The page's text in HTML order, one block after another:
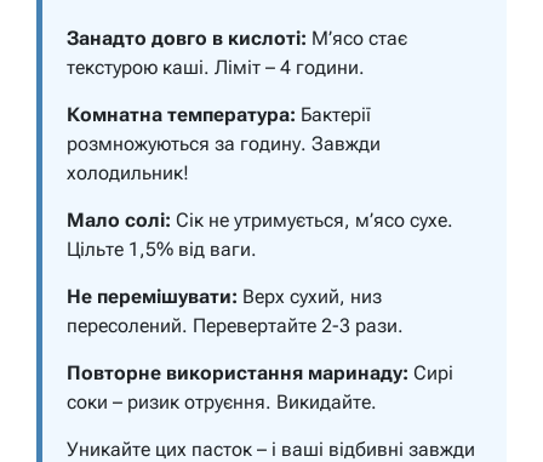
Занадто довго в кислоті: М’ясо стає
текстурою каші. Ліміт – 4 години.
Комнатна температура: Бактерії
розмножуються за годину. Завжди
холодильник!
Мало солі: Сік не утримується, м’ясо сухе.
Цільте 1,5% від ваги.
Не перемішувати: Верх сухий, низ
пересолений. Перевертайте 2-3 рази.
Повторне використання маринаду: Сирі
соки – ризик отруєння. Викидайте.
Уникайте цих пасток – і ваші відбивні завжди